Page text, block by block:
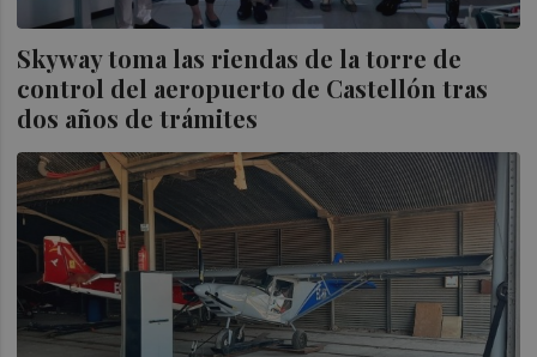
Skyway toma las riendas de la torre de
control del aeropuerto de Castellón tras
dos años de trámites